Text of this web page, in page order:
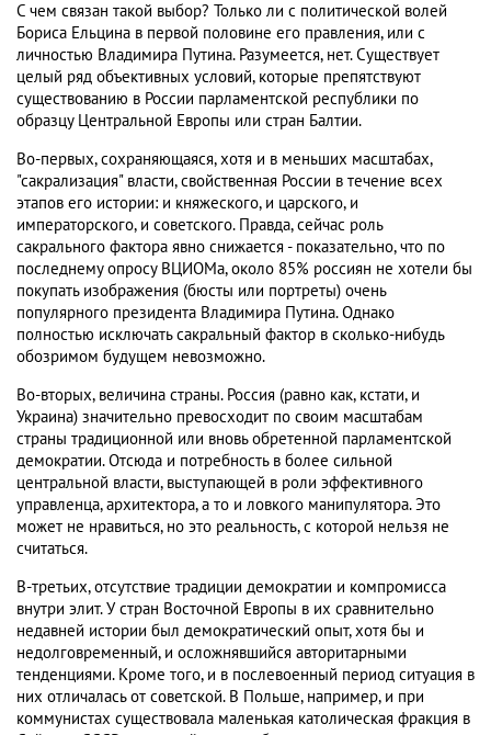
С чем связан такой выбор? Только ли с политической волей
Бориса Ельцина в первой половине его правления, или с
личностью Владимира Путина. Разумеется, нет. Существует
целый ряд объективных условий, которые препятствуют
существованию в России парламентской республики по
образцу Центральной Европы или стран Балтии.
Во-первых, сохраняющаяся, хотя и в меньших масштабах,
"сакрализация" власти, свойственная России в течение всех
этапов его истории: и княжеского, и царского, и
императорского, и советского. Правда, сейчас роль
сакрального фактора явно снижается - показательно, что по
последнему опросу ВЦИОМа, около 85% россиян не хотели бы
покупать изображения (бюсты или портреты) очень
популярного президента Владимира Путина. Однако
полностью исключать сакральный фактор в сколько-нибудь
обозримом будущем невозможно.
Во-вторых, величина страны. Россия (равно как, кстати, и
Украина) значительно превосходит по своим масштабам
страны традиционной или вновь обретенной парламентской
демократии. Отсюда и потребность в более сильной
центральной власти, выступающей в роли эффективного
управленца, архитектора, а то и ловкого манипулятора. Это
может не нравиться, но это реальность, с которой нельзя не
считаться.
В-третьих, отсутствие традиции демократии и компромисса
внутри элит. У стран Восточной Европы в их сравнительно
недавней истории был демократический опыт, хотя бы и
недолговременный, и осложнявшийся авторитарными
тенденциями. Кроме того, и в послевоенный период ситуация в
них отличалась от советской. В Польше, например, и при
коммунистах существовала маленькая католическая фракция в